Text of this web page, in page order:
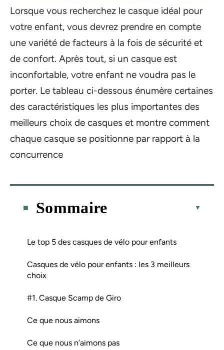
Lorsque vous recherchez le casque idéal pour
votre enfant, vous devrez prendre en compte
une variété de facteurs à la fois de sécurité et
de confort. Après tout, si un casque est
inconfortable, votre enfant ne voudra pas le
porter. Le tableau ci-dessous énumère certaines
des caractéristiques les plus importantes des
meilleurs choix de casques et montre comment
chaque casque se positionne par rapport à la
concurrence
Sommaire
Le top 5 des casques de vélo pour enfants
Casques de vélo pour enfants : les 3 meilleurs
choix
#1. Casque Scamp de Giro
Ce que nous aimons
Ce que nous n’aimons pas